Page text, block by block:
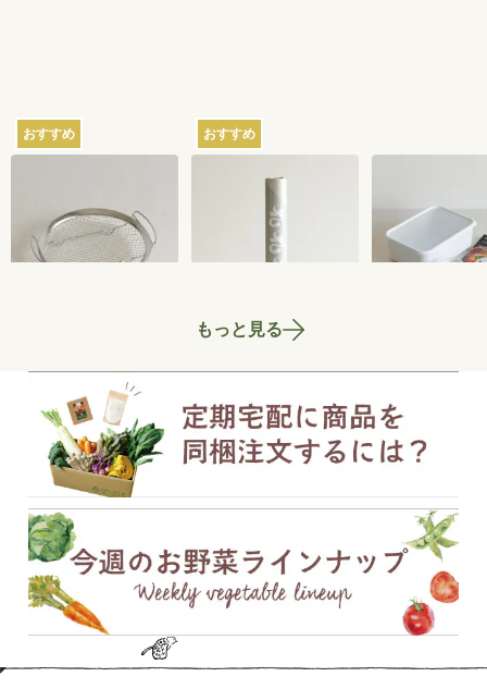
おすすめ
2,750
おすすめ
さささの和晒（わざ
らし）ロール ミシン
器 2.8L
もっと見る